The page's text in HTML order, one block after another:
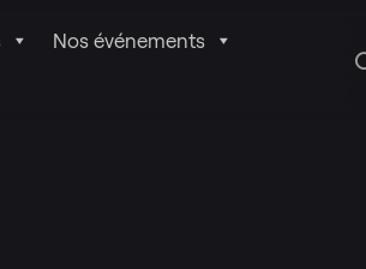
Nos événements